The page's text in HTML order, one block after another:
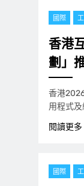
國際
香港
劃」
香港
用程式
閱讀更多
國際